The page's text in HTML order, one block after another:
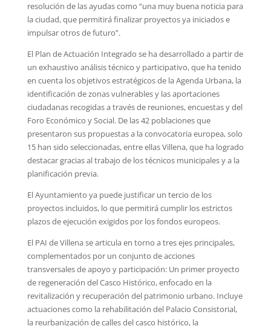
resolución de las ayudas como “una muy buena noticia para
la ciudad, que permitirá finalizar proyectos ya iniciados e
impulsar otros de futuro”.
El Plan de Actuación Integrado se ha desarrollado a partir de
un exhaustivo análisis técnico y participativo, que ha tenido
en cuenta los objetivos estratégicos de la Agenda Urbana, la
identificación de zonas vulnerables y las aportaciones
ciudadanas recogidas a través de reuniones, encuestas y del
Foro Económico y Social. De las 42 poblaciones que
presentaron sus propuestas a la convocatoria europea, solo
15 han sido seleccionadas, entre ellas Villena, que ha logrado
destacar gracias al trabajo de los técnicos municipales y a la
planificación previa.
El Ayuntamiento ya puede justificar un tercio de los
proyectos incluidos, lo que permitirá cumplir los estrictos
plazos de ejecución exigidos por los fondos europeos.
El PAI de Villena se articula en torno a tres ejes principales,
complementados por un conjunto de acciones
transversales de apoyo y participación: Un primer proyecto
de regeneración del Casco Histórico, enfocado en la
revitalización y recuperación del patrimonio urbano. Incluye
actuaciones como la rehabilitación del Palacio Consistorial,
la reurbanización de calles del casco histórico, la